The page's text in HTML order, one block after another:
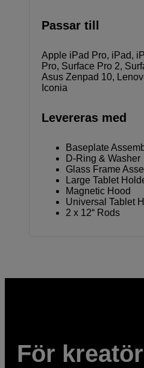
Passar till
Apple iPad Pro, iPad,
Pro, Surface Pro 2,
Asus Zenpad 10,
Iconia
Levereras med
Baseplate
D-Ring & Washer
Glass Frame
Large Tablet
Magnetic Hood
Universal Tablet
2 x 12“ Rods
För